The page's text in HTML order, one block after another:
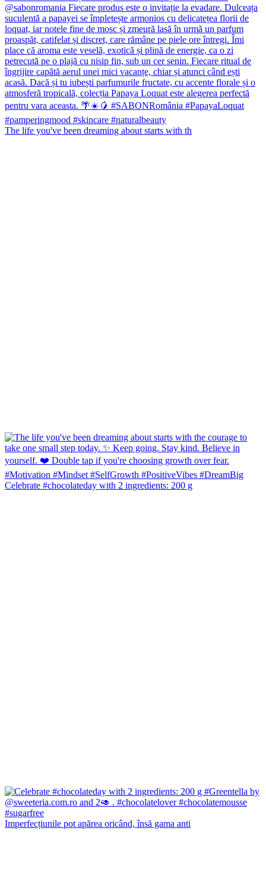
The life you've been dreaming about starts with th
Celebrate #chocolateday with 2 ingredients: 200 g
Imperfecțiunile pot apărea oricând, însă gama anti